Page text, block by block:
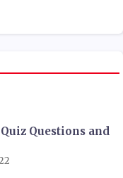
Questions and